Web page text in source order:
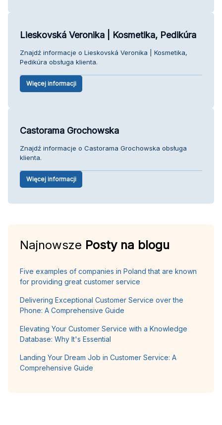
Lieskovská Veronika | Kosmetika, Pedikúra
Znajdź informacje o Lieskovská Veronika | Kosmetika,
Pedikúra obsługa klienta.
Więcej informacji
Castorama Grochowska
Znajdź informacje o Castorama Grochowska obsługa
klienta.
Więcej informacji
Najnowsze Posty na blogu
Five examples of companies in Poland that are known
for providing great customer service
Delivering Exceptional Customer Service over the
Phone: A Comprehensive Guide
Elevating Your Customer Service with a Knowledge
Database: Why It's Essential
Landing Your Dream Job in Customer Service: A
Comprehensive Guide